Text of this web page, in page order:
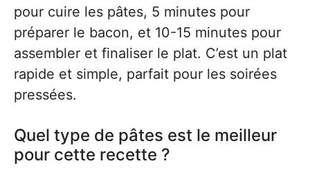
pour cuire les pâtes, 5 minutes pour
préparer le bacon, et 10-15 minutes pour
assembler et finaliser le plat. C’est un plat
rapide et simple, parfait pour les soirées
pressées.
Quel type de pâtes est le meilleur
pour cette recette ?